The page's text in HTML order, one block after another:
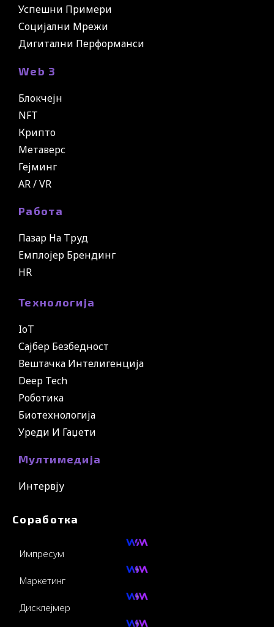
Успешни Примери
Социјални Мрежи
Дигитални Перформанси
Web 3
Блокчејн
NFT
Крипто
Метаверс
Гејминг
AR / VR
Работа
Пазар На Труд
Емплојер Брендинг
HR
Технологија
IoT
Сајбер Безбедност
Вештачка Интелигенција
Deep Tech
Роботика
Биотехнологија
Уреди И Гаџети
Мултимедија
Интервју
Соработка
Импресум
Маркетинг
Дисклејмер